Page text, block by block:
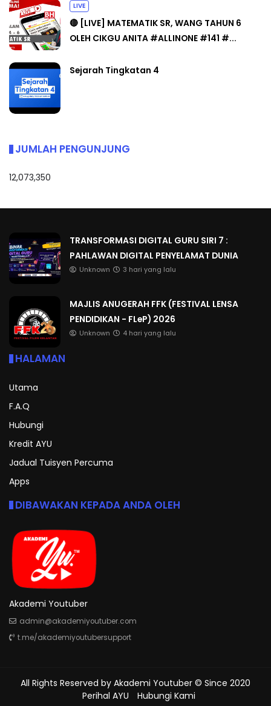
LIVE
🔴 [LIVE] MATEMATIK SR, WANG TAHUN 6
OLEH CIKGU ANITA #ALLINONE #141 #...
Sejarah Tingkatan 4
JUMLAH PENGUNJUNG
12,073,350
TRANSFORMASI DIGITAL GURU SIRI 7 :
PAHLAWAN DIGITAL PENYELAMAT DUNIA
Unknown 3 hari yang lalu
MAJLIS ANUGERAH FFK (FESTIVAL LENSA
PENDIDIKAN - FLeP) 2026
Unknown 4 hari yang lalu
HALAMAN
Utama
F.A.Q
Hubungi
Kredit AYU
Jadual Tuisyen Percuma
Apps
DIBAWAKAN KEPADA ANDA OLEH
Akademi Youtuber
admin@akademiyoutuber.com
t.me/akademiyoutubersupport
All Rights Reserved by Akademi Youtuber © Since 2020
Perihal AYU
Hubungi Kami